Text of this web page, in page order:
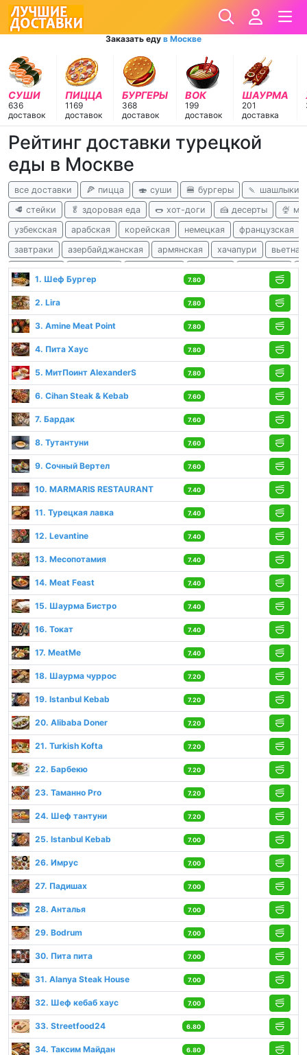
Заказать еду в Москве
СУШИ
636
доставок
ПИЦЦА
1169
доставок
БУРГЕРЫ
368
доставок
ВОК
199
доставок
ШАУРМА
201
доставка
Рейтинг доставки турецкой
еды в Москве
все доставки 🍕 пицца 🍣 суши 🍔 бургеры
🍡 шашлыки
🥩 стейки
🥬 здоровая еда 🌭 хот-доги 🍰 десерты
🍨
узбекская
арабская корейская немецкая
французская
завтраки
азербайджанская армянская хачапури
ливанская
татарская балканская чешская гавайская
детокс
1. Шеф Бургер 7.80
2. Lira 7.80
3. Amine Meat Point 7.80
4. Пита Хаус 7.80
5. МитПоинт AlexanderS 7.80
6. Cihan Steak & Kebab 7.60
7. Бардак 7.60
8. Тутантуни 7.60
9. Сочный Вертел 7.60
10. MARMARIS RESTAURANT 7.40
11. Турецкая лавка 7.40
12. Levantine 7.40
13. Месопотамия 7.40
14. Meat Feast 7.40
15. Шаурма Бистро 7.40
16. Токат 7.40
17. MeatMe 7.40
18. Шаурма чуррос 7.20
19. Istanbul Kebab 7.20
20. Alibaba Doner 7.20
21. Turkish Kofta 7.20
22. Барбекю 7.20
23. Таманно Pro 7.20
24. Шеф тантуни 7.20
25. Istanbul Kebab 7.00
26. Имрус 7.00
27. Падишах 7.00
28. Анталья 7.00
29. Bodrum 7.00
30. Пита пита 7.00
31. Alanya Steak House 7.00
32. Шеф кебаб хаус 7.00
33. Streetfood24 6.80
34. Таксим Майдан 6.80